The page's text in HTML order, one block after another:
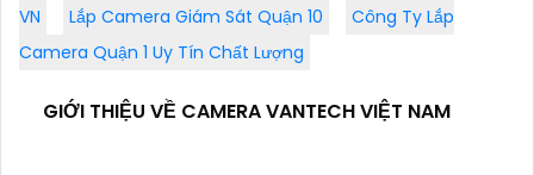
VN
Lắp Camera Giám Sát Quận 10
Công Ty Lắp
Camera Quận 1 Uy Tín Chất Lượng
GIỚI THIỆU VỀ CAMERA VANTECH VIỆT NAM